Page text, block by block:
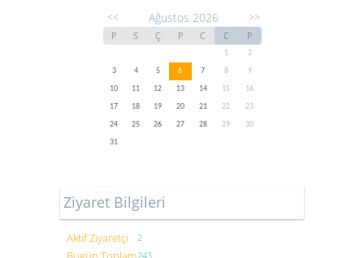
<< Ağustos 2026 >>
P S Ç P C C P
1
2
3
4 5 6 7 8
9
10
11 12 13 14 15
16
17
18 19 20 21 22
23
24
25 26 27 28 29
30
31
Ziyaret Bilgileri
Aktif Ziyaretçi 2
243